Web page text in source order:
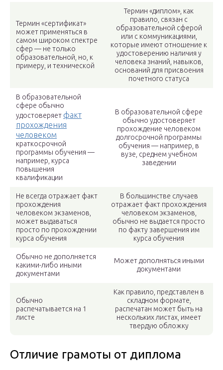
Термин «сертификат»
может применяться в
самом широком спектре
сфер — не только
образовательной, но, к
примеру, и технической
Термин «диплом», как
правило, связан с
образовательной сферой
или с коммуникациями,
которые имеют отношение к
удостоверению наличия у
человека знаний, навыков,
оснований для присвоения
почетного статуса
В образовательной
сфере обычно
удостоверяет факт
прохождения
человеком
краткосрочной
программы обучения —
например, курса
повышения
квалификации
В образовательной сфере
обычно удостоверяет
прохождение человеком
долгосрочной программы
обучения — например, в
вузе, среднем учебном
заведении
Не всегда отражает факт
прохождения
человеком экзаменов,
может выдаваться
просто по прохождении
курса обучения
В большинстве случаев
отражает факт прохождения
человеком экзаменов,
обычно не выдается просто
по факту завершения им
курса обучения
Обычно не дополняется
какими-либо иными
документами
Может дополняться иными
документами
Обычно
распечатывается на 1
листе
Как правило, представлен в
складном формате,
распечатан может быть на
нескольких листах, имеет
твердую обложку
Отличие грамоты от диплома